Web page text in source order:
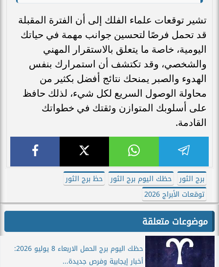
تشير توقعات علماء الفلك إلى أن الفترة المقبلة
قد تحمل فرصًا لتحسين جوانب مهمة في حياتك
اليومية، خاصة ما يتعلق بالاستقرار المهني
والشخصي، وقد تكتشف أن استمرارك بنفس
الهدوء والصبر يمنحك نتائج أفضل بكثير من
محاولة الوصول السريع لكل شيء، لذلك حافظ
على أسلوبك المتوازن وثقتك في خطواتك
القادمة.
برج الثور حظك اليوم برج الثور
حظ برج الثور
توقعات الأبراج 2026
موضوعات متعلقة
حظك اليوم برج الحمل الاربعاء 8 يوليو 2026:
أخبار إيجابية وفرص جديدة...